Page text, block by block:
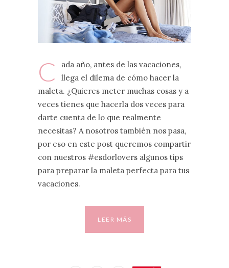
C
ada año, antes de las vacaciones,
llega el dilema de cómo hacer la
maleta. ¿Quieres meter muchas cosas y a
veces tienes que hacerla dos veces para
darte cuenta de lo que realmente
necesitas? A nosotros también nos pasa,
por eso en este post queremos compartir
con nuestros #esdorlovers algunos tips
para preparar la maleta perfecta para tus
vacaciones.
LEER MÁS